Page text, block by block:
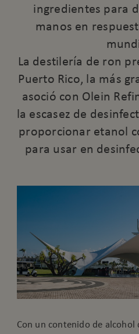
ingredientes para
manos en
La destilería de ron
Puerto Rico, la más
asoció con Olein
la escasez de
proporcionar etanol
para usar en
Con un contenido de alcohol